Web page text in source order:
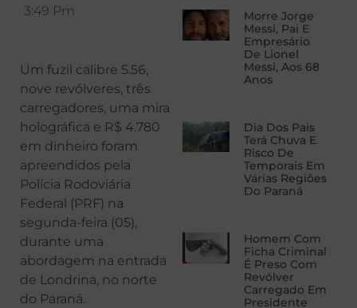
3:49 Pm
Um fuzil calibre 5.56,
nove revólveres, três
carregadores, uma mira
holográfica e R$ 4.780
em dinheiro foram
apreendidos pela
Polícia Rodoviária
Federal (PRF) na
segunda-feira (05),
durante uma
abordagem na entrada
de Londrina, no norte
do Paraná.
Morre Jorge
Messi, Pai E
Empresário
De Lionel
Messi, Aos 68
Anos
Dia Dos Pais
Terá Chuva E
Risco De
Temporais Em
Várias Regiões
Do Paraná
Homem Com
Ficha Criminal
É Preso Com
Revólver
Carregado Em
Presidente